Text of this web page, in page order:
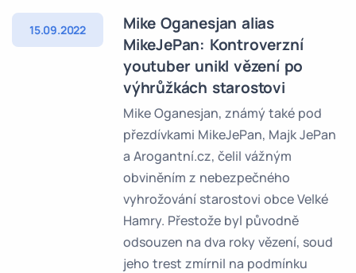
15.09.2022
Mike Oganesjan alias
MikeJePan: Kontroverzní
youtuber unikl vězení po
výhrůžkách starostovi
Mike Oganesjan, známý také pod
přezdívkami MikeJePan, Majk JePan
a Arogantní.cz, čelil vážným
obviněním z nebezpečného
vyhrožování starostovi obce Velké
Hamry. Přestože byl původně
odsouzen na dva roky vězení, soud
jeho trest zmírnil na podmínku